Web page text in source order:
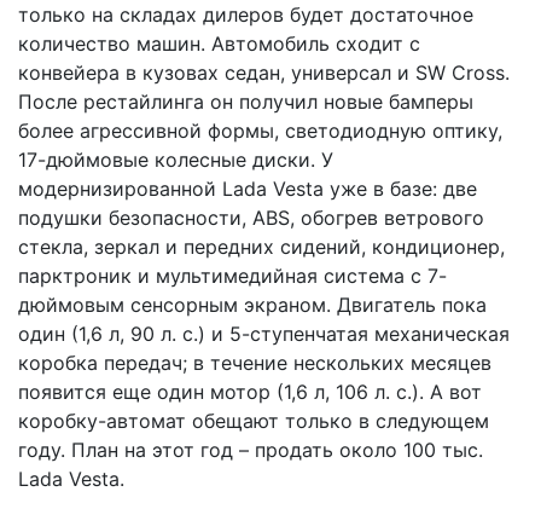
только на складах дилеров будет достаточное
количество машин. Автомобиль сходит с
конвейера в кузовах седан, универсал и SW Cross.
После рестайлинга он получил новые бамперы
более агрессивной формы, светодиодную оптику,
17-дюймовые колесные диски. У
модернизированной Lada Vesta уже в базе: две
подушки безопасности, ABS, обогрев ветрового
стекла, зеркал и передних сидений, кондиционер,
парктроник и мультимедийная система с 7-
дюймовым сенсорным экраном. Двигатель пока
один (1,6 л, 90 л. с.) и 5-ступенчатая механическая
коробка передач; в течение нескольких месяцев
появится еще один мотор (1,6 л, 106 л. с.). А вот
коробку-автомат обещают только в следующем
году. План на этот год – продать около 100 тыс.
Lada Vesta.